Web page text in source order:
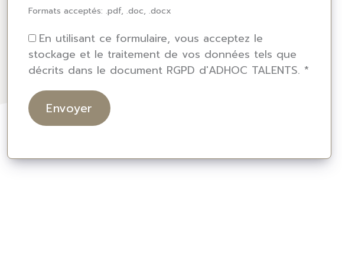
Formats acceptés: .pdf, .doc, .docx
En utilisant ce formulaire, vous acceptez le
stockage et le traitement de vos données tels que
décrits dans le document RGPD d'ADHOC TALENTS. *